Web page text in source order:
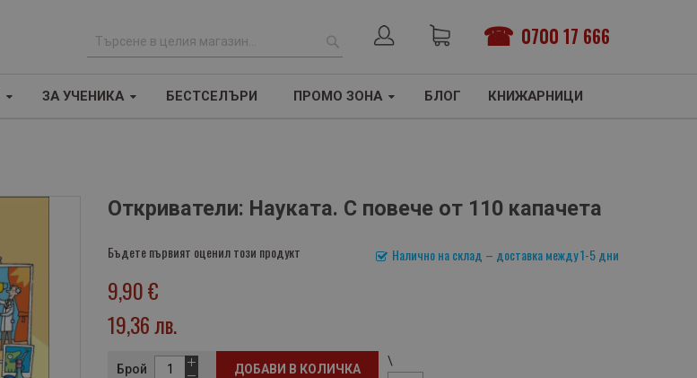
0700 17 666
р
ТЪРСЕНЕ
ЗА УЧЕНИКА БЕСТСЕЛЪРИ ПРОМО ЗОНА БЛОГ КНИЖАРНИЦИ
Откриватели: Науката. С повече от 110 капачета
Налично на склад – доставка между 1-5 дни
Бъдете първият оценил този продукт
9,90 €
19,36 лв.
Брой ДОБАВИ В КОЛИЧКА
\